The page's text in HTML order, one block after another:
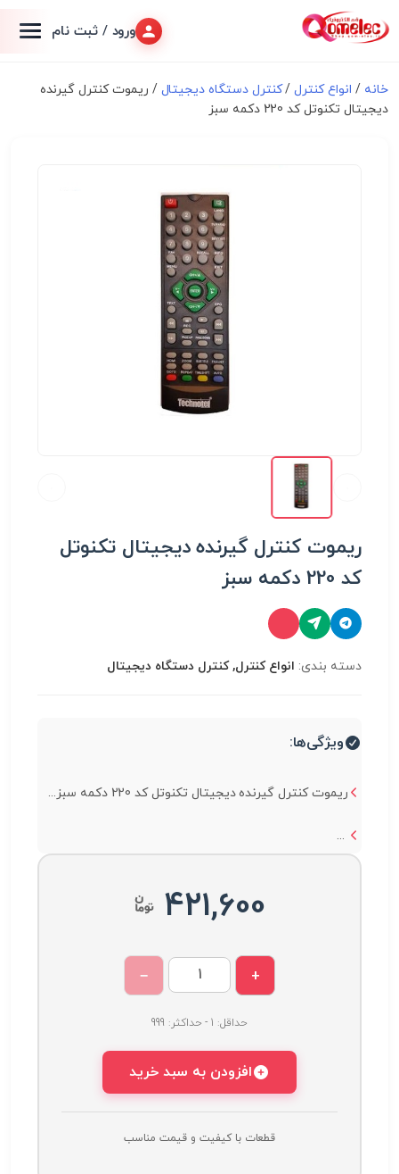
ورود / ثبت نام
خانه / انواع کنترل/کنترل دستگاه دیجیتال / ریموت کنترل گیرنده
دیجیتال تکنوتل کد 220 دکمه سبز
ریموت کنترل گیرنده دیجیتال تکنوتل
کد 220 دکمه سبز
دسته بندی: انواع کنترل, کنترل دستگاه دیجیتال
ویژگی‌ها:
ریموت کنترل گیرنده دیجیتال تکنوتل کد 220 دکمه سبز...
...
421,600
+
−
حداقل: 1 - حداکثر: 999
افزودن به سبد خرید
قطعات با کیفیت و قیمت مناسب